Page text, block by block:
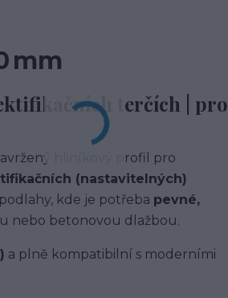
mm
terčích | pro
hliníkový profil pro
(nastavitelných)
kde je potřeba pevné,
nebo betonovou dlažbou.
a plně kompatibilní s moderními